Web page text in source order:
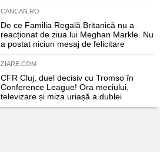
CANCAN.RO
De ce Familia Regală Britanică nu a
reacționat de ziua lui Meghan Markle. Nu
a postat niciun mesaj de felicitare
ZIARE.COM
CFR Cluj, duel decisiv cu Tromso în
Conference League! Ora meciului,
televizare și miza uriașă a dublei